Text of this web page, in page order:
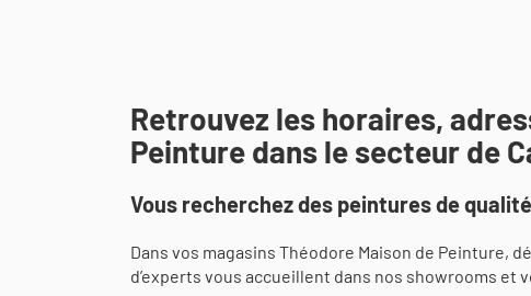
Retrouvez les horaires,
Peinture dans le secteur de
Vous recherchez des peintures de
Dans vos magasins Théodore Maison de Peinture,
d’experts vous accueillent dans nos showrooms et